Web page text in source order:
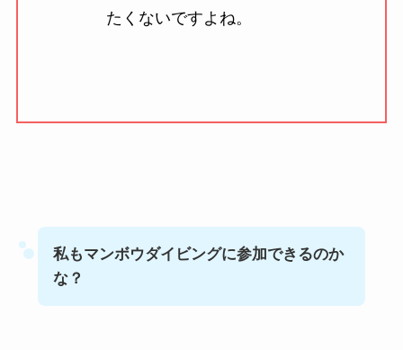
たくないですよね。
私もマンボウダイビングに参加できるのか
な？